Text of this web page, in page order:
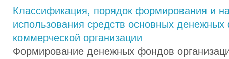
Классификация, порядок формирования и
использования средств основных
коммерческой организации
Формирование денежных фондов